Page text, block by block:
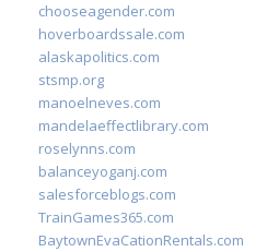
chooseagender.com
hoverboardssale.com
alaskapolitics.com
stsmp.org
manoelneves.com
mandelaeffectlibrary.com
roselynns.com
balanceyoganj.com
salesforceblogs.com
TrainGames365.com
BaytownEvaCationRentals.com